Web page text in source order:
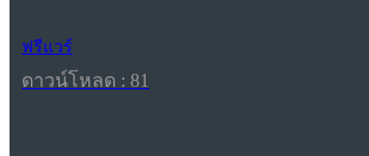
ฟรีแวร์
ดาวน์โหลด : 81